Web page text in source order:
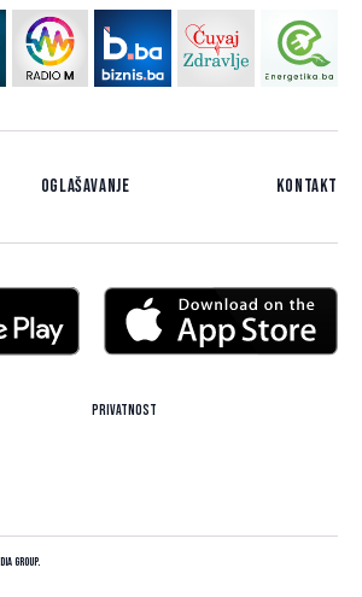
Oglašavanje Kontakt
Privatnost
Group.